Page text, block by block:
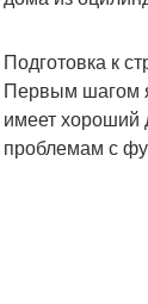
Подготовка к
Первым шагом
имеет хороший
проблемам с